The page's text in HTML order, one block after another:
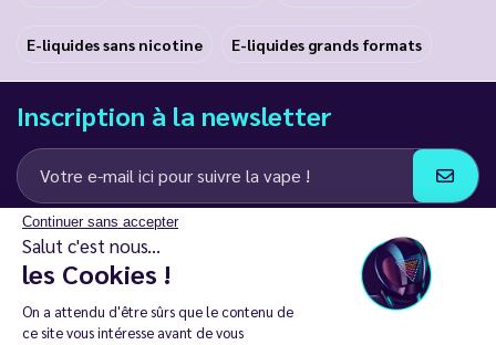
Continuer sans accepter
Salut c'est nous...
les Cookies !
On a attendu d'être sûrs que le contenu de
ce site vous intéresse avant de vous
E-liquides sans nicotine E-liquides grands formats
Inscription à la newsletter
J’accepte de recevoir des communications e-mail et SMS de la part de
LD Groupe
Restez en contact